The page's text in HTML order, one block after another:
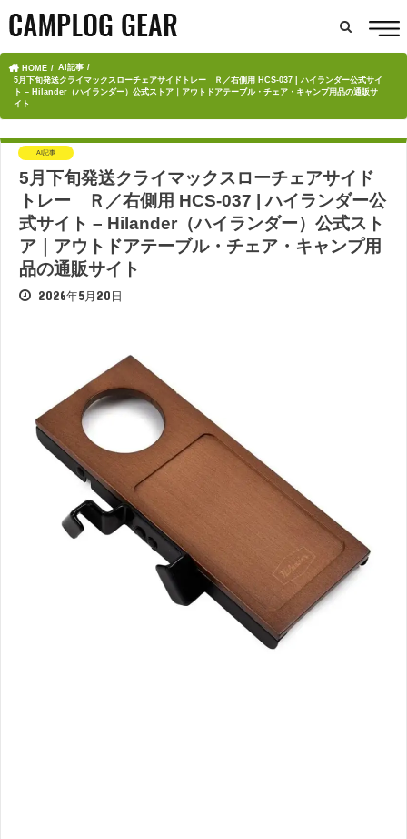
HOME
AI記事
5月下旬発送クライマックスローチェアサイドトレー Ｒ／右側用 HCS-037 | ハイランダー公式サイ
ト – Hilander（ハイランダー）公式ストア｜アウトドアテーブル・チェア・キャンプ用品の通販サ
イト
AI記事
5月下旬発送クライマックスローチェアサイド
トレー Ｒ／右側用 HCS-037 | ハイランダー公
式サイト – Hilander（ハイランダー）公式スト
ア｜アウトドアテーブル・チェア・キャンプ用
品の通販サイト
2026年5月20日